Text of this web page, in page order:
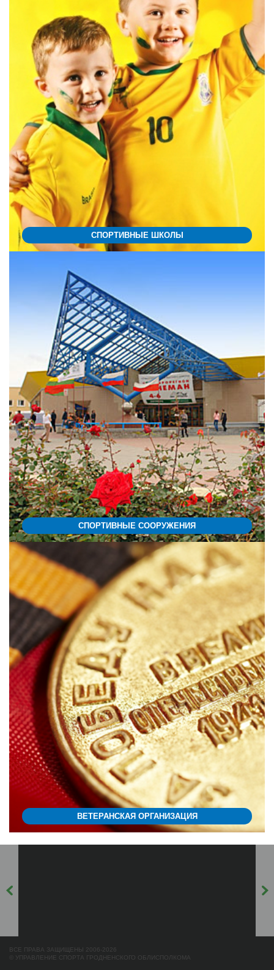
СПОРТИВНЫЕ ШКОЛЫ
СПОРТИВНЫЕ СООРУЖЕНИЯ
ВЕТЕРАНСКАЯ ОРГАНИЗАЦИЯ
ВСЕ ПРАВА ЗАЩИЩЕНЫ 2006-2026
© УПРАВЛЕНИЕ СПОРТА ГРОДНЕНСКОГО ОБЛИСПОЛКОМА